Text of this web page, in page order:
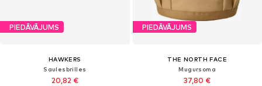
PIEDĀVĀJUMS
HAWKERS
Saulesbrilles
20,82 €
PIEDĀVĀJUMS
THE NORTH FACE
Mugursoma
37,80 €